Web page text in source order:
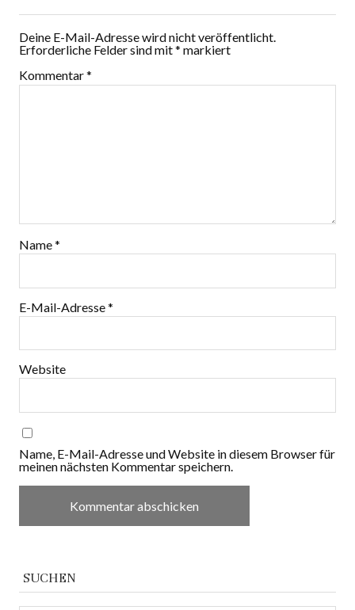
Deine E-Mail-Adresse wird nicht veröffentlicht.
Erforderliche Felder sind mit* markiert
Kommentar*
Name*
E-Mail-Adresse*
Website
Name, E-Mail-Adresse und Website in diesem Browser für
meinen nächsten Kommentar speichern.
SUCHEN